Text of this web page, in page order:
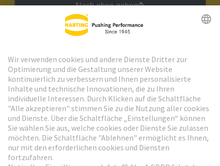
Nach oben gehen
Weiter zur Anmeldung
Social Media